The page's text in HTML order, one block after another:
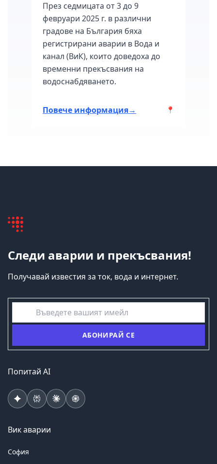
През седмицата от 3 до 9
февруари 2025 г. в различни
градове на България бяха
регистрирани аварии в Вода и
канал (ВиК), които доведоха до
временни прекъсвания на
водоснабдяването.
Повече информация→ 📍
Следи аварии и прекъсвания!
Получавай известия за ток, вода и интернет.
емайл
АБОНИРАЙ СЕ
Попитай AI
Вик аварии
София